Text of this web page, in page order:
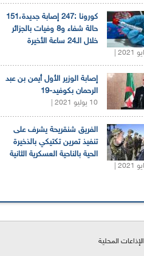
كورونا :247 إصابة جديدة،151
حالة شفاء و8 وفيات بالجزائر
خلال الـ24 ساعة الأخيرة
إصابة الوزير الأول أيمن بن عبد
الرحمان بكوفيد-19
10 يوليو 2021 |
الفريق شنقريحة يشرف على
تنفيذ تمرين تكتيكي بالذخيرة
الحية بالناحية العسكرية الثانية
الإذاعات المحلية